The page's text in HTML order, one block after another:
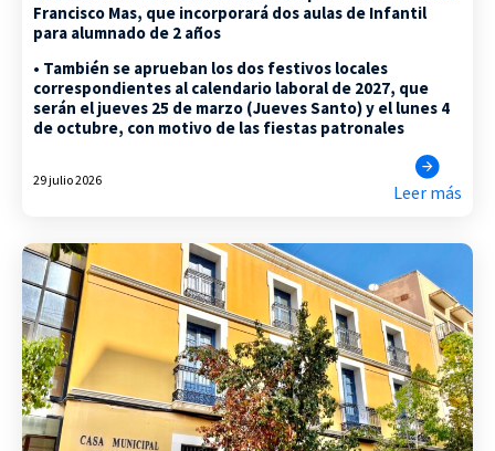
Francisco Mas, que incorporará dos aulas de Infantil
para alumnado de 2 años
• También se aprueban los dos festivos locales
correspondientes al calendario laboral de 2027, que
serán el jueves 25 de marzo (Jueves Santo) y el lunes 4
de octubre, con motivo de las fiestas patronales
29 julio 2026
Leer más